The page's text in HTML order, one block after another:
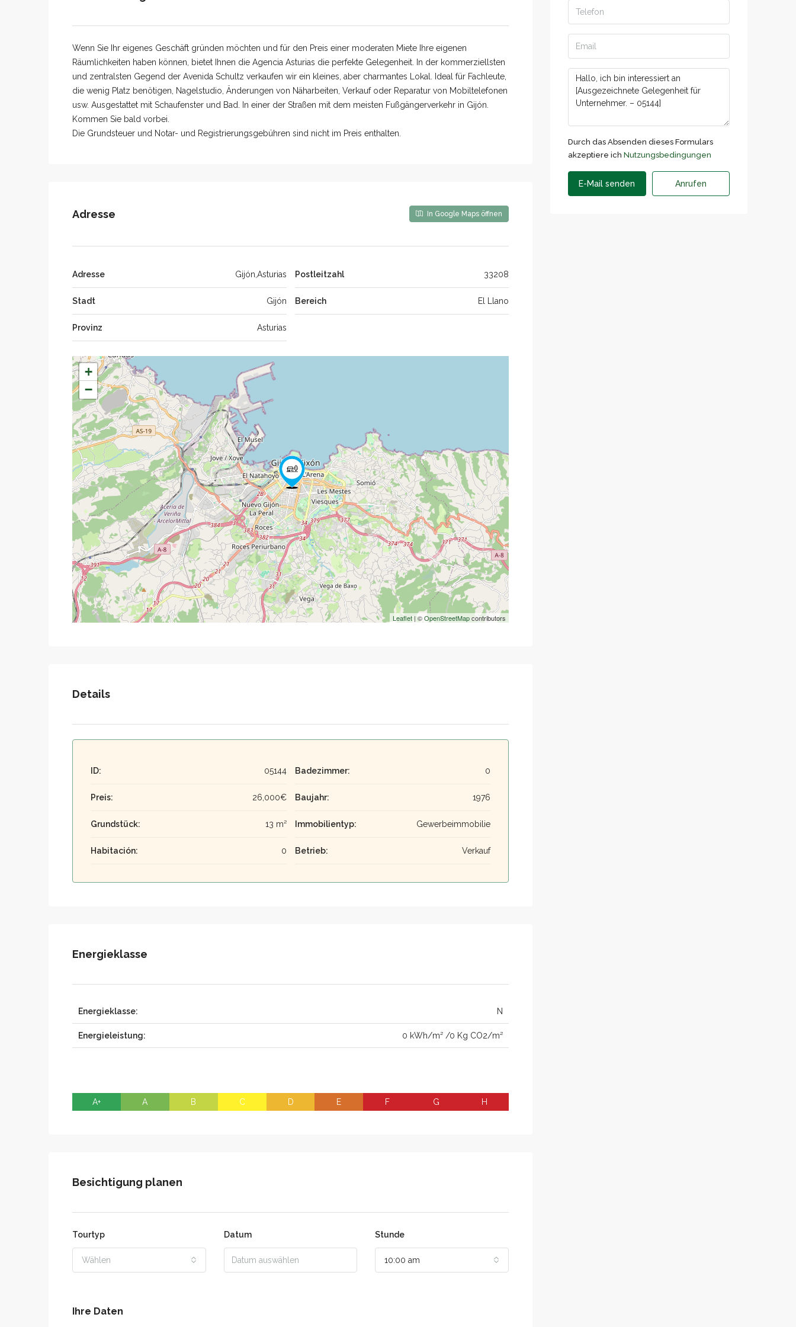
Wenn Sie Ihr eigenes Geschäft gründen möchten und für den Preis einer moderaten Miete Ihre eigenen
Räumlichkeiten haben können, bietet Ihnen die Agencia Asturias die perfekte Gelegenheit. In der kommerziellsten
und zentralsten Gegend der Avenida Schultz verkaufen wir ein kleines, aber charmantes Lokal. Ideal für Fachleute,
die wenig Platz benötigen, Nagelstudio, Änderungen von Näharbeiten, Verkauf oder Reparatur von Mobiltelefonen
usw. Ausgestattet mit Schaufenster und Bad. In einer der Straßen mit dem meisten Fußgängerverkehr in Gijón.
Kommen Sie bald vorbei.
Die Grundsteuer und Notar- und Registrierungsgebühren sind nicht im Preis enthalten.
Adresse In Google Maps öffnen
Adresse Gijón,Asturias
Stadt Gijón
Provinz Asturias
Postleitzahl 33208
Bereich El Llano
+
−
Leaflet | ©OpenStreetMapcontributors
Details
ID: 05144
Preis: 26,000€
Grundstück: 13 m²
Habitación: 0
Badezimmer: 0
Baujahr: 1976
Immobilientyp: Gewerbeimmobilie
Betrieb: Verkauf
Energieklasse
Energieklasse: N
Energieleistung: 0 kWh/m² /0 Kg CO2/m²
A+ A B C D E F G H
Besichtigung planen
Tourtyp
Wählen
Datum Stunde
10:00 am
Ihre Daten
Durch das Absenden dieses Formulars
akzeptiere ich Nutzungsbedingungen
E-Mail senden Anrufen